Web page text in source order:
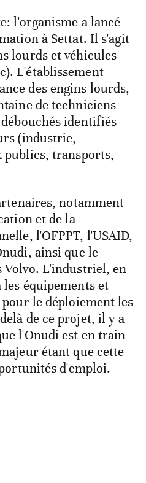
l'organisme a lancé
à Settat. Il s'agit
lourds et véhicules
L'établissement
des engins lourds,
de techniciens
identifiés
(industrie,
transports,
notamment
et de la
l'OFPPT, l'USAID,
ainsi que le
L'industriel, en
équipements et
le déploiement les
de ce projet, il y a
l'Onudi est en train
étant que cette
d'emploi.